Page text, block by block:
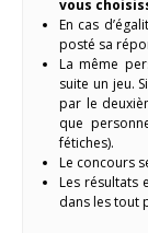
vous
En cas
posté sa
La même
suite un jeu.
par le
que
fétiches).
Le concours
Les résultats
dans les tout